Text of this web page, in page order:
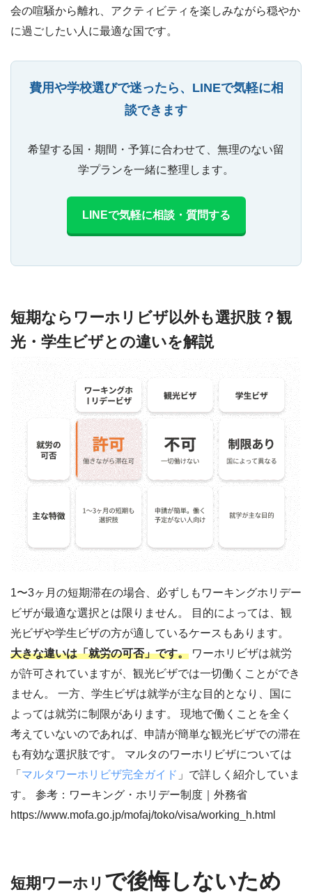
会の喧騒から離れ、アクティビティを楽しみながら穏やか
に過ごしたい人に最適な国です。
費用や学校選びで迷ったら、LINEで気軽に相
談できます
希望する国・期間・予算に合わせて、無理のない留
学プランを一緒に整理します。
LINEで気軽に相談・質問する
短期ならワーホリビザ以外も選択肢？観
光・学生ビザとの違いを解説
1〜3ヶ月の短期滞在の場合、必ずしもワーキングホリデー
ビザが最適な選択とは限りません。 目的によっては、観
光ビザや学生ビザの方が適しているケースもあります。
大きな違いは「就労の可否」です。 ワーホリビザは就労
が許可されていますが、観光ビザでは一切働くことができ
ません。 一方、学生ビザは就学が主な目的となり、国に
よっては就労に制限があります。 現地で働くことを全く
考えていないのであれば、申請が簡単な観光ビザでの滞在
も有効な選択肢です。 マルタのワーホリビザについては
「 マルタワーホリビザ完全ガイド 」で詳しく紹介していま
す。 参考：ワーキング・ホリデー制度｜外務省
https://www.mofa.go.jp/mofaj/toko/visa/working_h.html
短期ワーホリ で後悔しないため